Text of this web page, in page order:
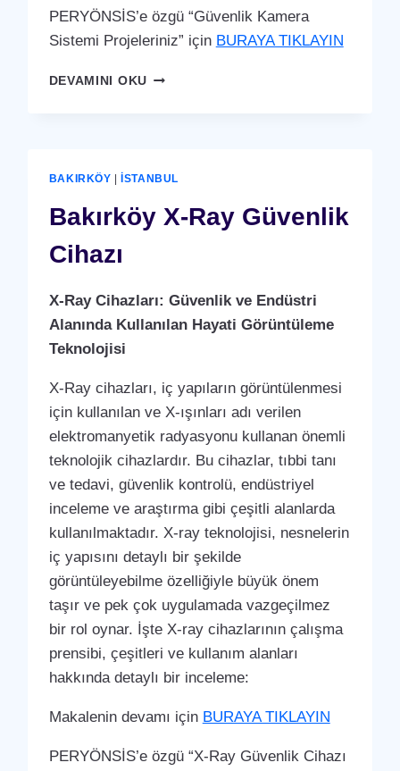
PERYÖNSİS’e özgü “Güvenlik Kamera
Sistemi Projeleriniz” için BURAYA TIKLAYIN
DEVAMINI OKUBAKIRKÖY
BAKIRKÖY İSTANBUL
Bakırköy X-Ray Güvenlik
Cihazı
X-Ray Cihazları: Güvenlik ve Endüstri
Alanında Kullanılan Hayati Görüntüleme
Teknolojisi
X-Ray cihazları, iç yapıların görüntülenmesi
için kullanılan ve X-ışınları adı verilen
elektromanyetik radyasyonu kullanan önemli
teknolojik cihazlardır. Bu cihazlar, tıbbi tanı
ve tedavi, güvenlik kontrolü, endüstriyel
inceleme ve araştırma gibi çeşitli alanlarda
kullanılmaktadır. X-ray teknolojisi, nesnelerin
iç yapısını detaylı bir şekilde
görüntüleyebilme özelliğiyle büyük önem
taşır ve pek çok uygulamada vazgeçilmez
bir rol oynar. İşte X-ray cihazlarının çalışma
prensibi, çeşitleri ve kullanım alanları
hakkında detaylı bir inceleme:
Makalenin devamı için BURAYA TIKLAYIN
PERYÖNSİS’e özgü “X-Ray Güvenlik Cihazı